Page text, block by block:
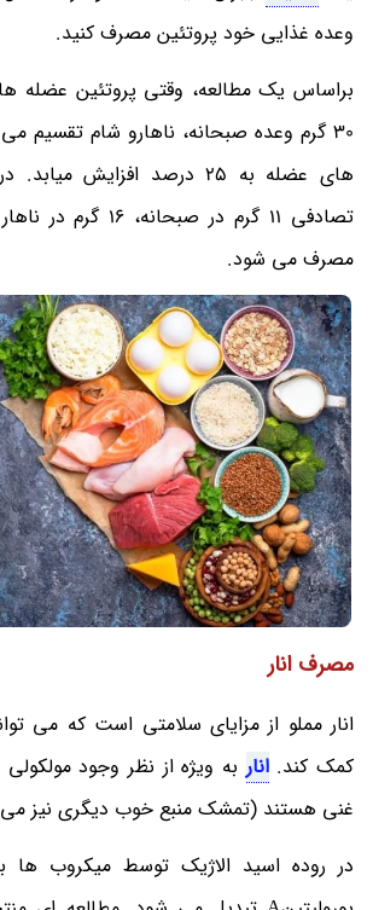
وعده غذایی خود پروتئین مصرف کنید.
براساس یک مطالعه، وقتی پروتئین عضله
30 گرم وعده صبحانه، ناهارو شام تقسیم
های عضله به 25 درصد افزایش
مصرف می شود.
مصرف انار
انار مملو از مزایای سلامتی است که می
کمک کند.انار به ویژه از نظر وجود مولکولی
غنی هستند (تمشک منبع خوب دیگری نیز
در روده اسید الاژیک توسط میکروب ها